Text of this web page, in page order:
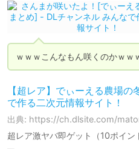
ｗｗｗこんなもん咲くのかｗｗ
【超レア】でぃーえる農場
で作る二次元情報サイト！
出典: https://ch.dlsite.com/
超レア激ヤバ即ゲット（10ポイン